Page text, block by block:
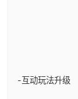
-互动玩法升级